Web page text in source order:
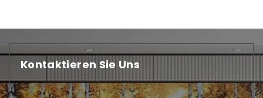
Kontaktieren Sie Uns